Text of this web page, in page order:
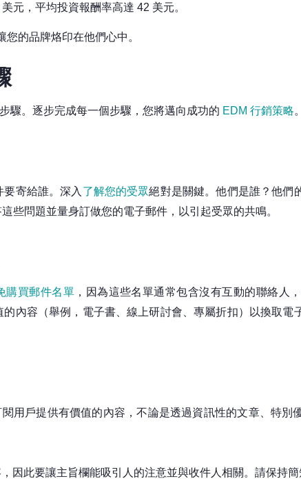
元，平均投資報酬率高達 42 美元。
您的品牌烙印在他們心中。
驟。逐步完成每一個步驟，您將邁向成功的 EDM 行銷策略。
寄給誰。深入 了解您的受眾絕對是關鍵。他們是誰？他們
些問題並量身訂做您的電子郵件，以引起受眾的共鳴。
購買郵件名單 ，因為這些名單通常包含沒有互動的聯絡人
內容（舉例，電子書、線上研討會、專屬折扣）以換取電
用戶提供有價值的內容，不論是透過資訊性的文章、特別
因此要讓主旨欄能吸引人的注意並與收件人相關。請保持簡